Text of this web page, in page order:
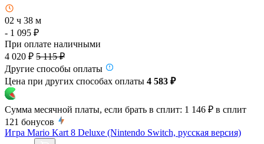
02 ч 38 м
- 1 095 ₽
При оплате наличными
4 020 ₽ 5 115 ₽
Другие способы оплаты
Цена при других способах оплаты 4 583 ₽
Сумма месячной платы, если брать в сплит: 1 146 ₽ в сплит
121 бонусов
Игра Mario Kart 8 Deluxe (Nintendo Switch, русская версия)